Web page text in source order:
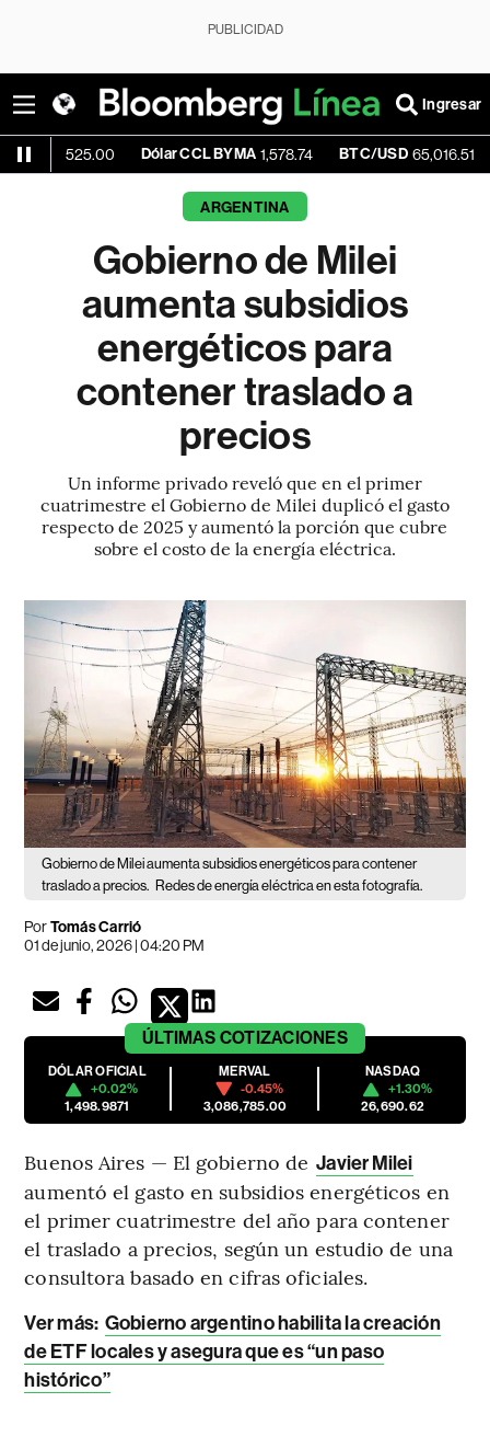
PUBLICIDAD
Ingresar
Dólar CCL BYMA 1,578.74 BTC/USD 65,016.51 -0.13%
ARGENTINA
Gobierno de Milei
aumenta subsidios
energéticos para
contener traslado a
precios
Un informe privado reveló que en el primer
cuatrimestre el Gobierno de Milei duplicó el gasto
respecto de 2025 y aumentó la porción que cubre
sobre el costo de la energía eléctrica.
Gobierno de Milei aumenta subsidios energéticos para contener
traslado a precios. Redes de energía eléctrica en esta fotografía.
PorTomás Carrió
01 de junio, 2026 | 04:20 PM
ÚLTIMAS COTIZACIONES
DÓLAR OFICIAL
+0.02%
1,498.9871
MERVAL
-0.45%
3,086,785.00
NASDAQ
+1.30%
26,690.62
Buenos Aires — El gobierno de Javier Milei
aumentó el gasto en subsidios energéticos en
el primer cuatrimestre del año para contener
el traslado a precios, según un estudio de una
consultora basado en cifras oficiales.
Ver más: Gobierno argentino habilita la creación
de ETF locales y asegura que es “un paso
histórico”